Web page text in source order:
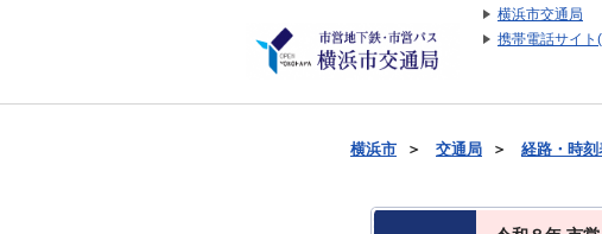
横浜市交通局
携帯電話サイト
横浜市 ＞ 交通局 ＞ 経路・時刻